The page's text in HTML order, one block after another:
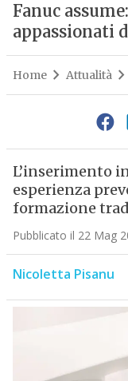
Fanuc
appassionati
Home Attualità
L’inserimento
esperienza
formazione
Pubblicato il 22 Mag
Nicoletta Pisanu